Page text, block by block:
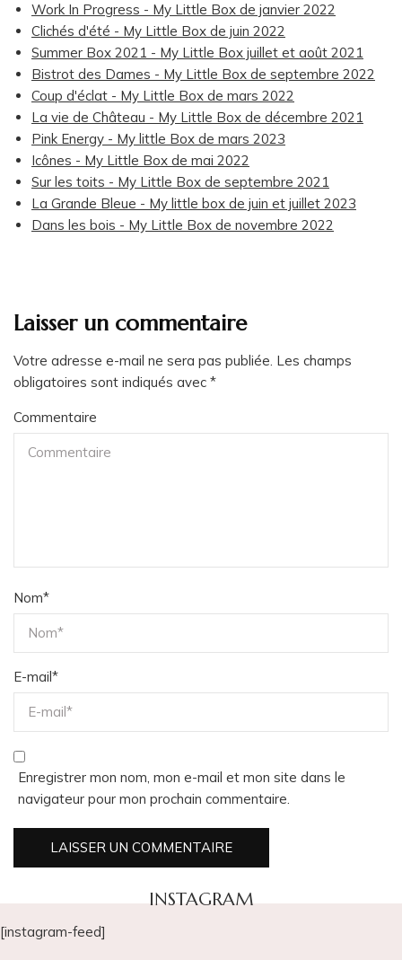
Work In Progress - My Little Box de janvier 2022
Clichés d'été - My Little Box de juin 2022
Summer Box 2021 - My Little Box juillet et août 2021
Bistrot des Dames - My Little Box de septembre 2022
Coup d'éclat - My Little Box de mars 2022
La vie de Château - My Little Box de décembre 2021
Pink Energy - My little Box de mars 2023
Icônes - My Little Box de mai 2022
Sur les toits - My Little Box de septembre 2021
La Grande Bleue - My little box de juin et juillet 2023
Dans les bois - My Little Box de novembre 2022
Laisser un commentaire
Votre adresse e-mail ne sera pas publiée. Les champs
obligatoires sont indiqués avec *
Commentaire
Nom*
E-mail*
Enregistrer mon nom, mon e-mail et mon site dans le
navigateur pour mon prochain commentaire.
INSTAGRAM
[instagram-feed]